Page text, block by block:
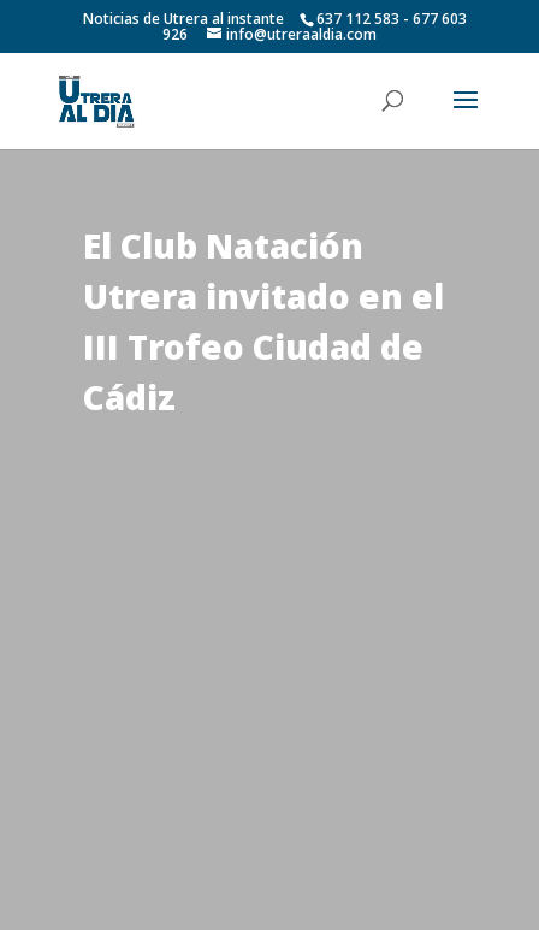
Noticias de Utrera al instante 637 112 583 - 677 603
926 info@utreraaldia.com
El Club Natación
Utrera invitado en el
III Trofeo Ciudad de
Cádiz